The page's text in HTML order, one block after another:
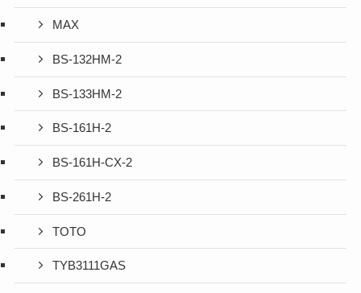
MAX
BS-132HM-2
BS-133HM-2
BS-161H-2
BS-161H-CX-2
BS-261H-2
TOTO
TYB3111GAS